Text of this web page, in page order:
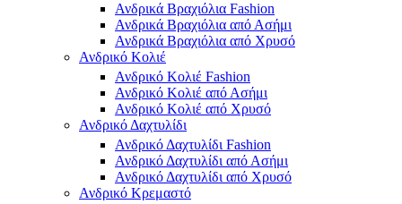
Ανδρικά Βραχιόλια Fashion
Ανδρικά Βραχιόλια από Ασήμι
Ανδρικά Βραχιόλια από Χρυσό
Ανδρικό Κολιέ
Ανδρικό Κολιέ Fashion
Ανδρικό Κολιέ από Ασήμι
Ανδρικό Κολιέ από Χρυσό
Ανδρικό Δαχτυλίδι
Ανδρικό Δαχτυλίδι Fashion
Ανδρικό Δαχτυλίδι από Ασήμι
Ανδρικό Δαχτυλίδι από Χρυσό
Ανδρικό Κρεμαστό